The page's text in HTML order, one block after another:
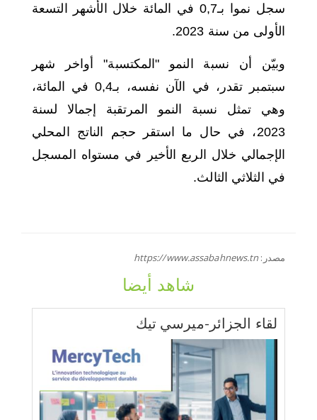
سجل نموا بـ0,7 في المائة خلال الأشهر التسعة
الأولى من سنة 2023.
وبيّن أن نسبة النمو "المكتسبة" أواخر شهر
سبتمبر تقدر، في الآن نفسه، بـ0,4 في المائة،
وهي تمثل نسبة النمو المرتقبة إجمالا لسنة
2023، في حال ما استقر حجم الناتج المحلي
الإجمالي خلال الربع الأخير في مستواه المسجل
في الثلاثي الثالث.
مصدر: https://www.assabahnews.tn
شاهد أيضا
لقاء الجزائر-ميرسي تيك